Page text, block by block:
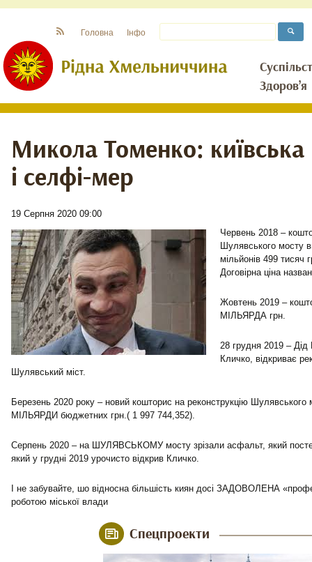
Здоров’я
Головна Інфо
Микола Томенко: київська
і селфі-мер
19 Серпня 2020 09:00
Червень 2018 –
Шулявського мосту
мільйонів 499 тисяч
Договірна ціна
Жовтень 2019 –
МІЛЬЯРДА грн.
28 грудня 2019 –
Кличко, відкриває
Шулявський міст.
Березень 2020 року – новий кошторис на реконструкцію
МІЛЬЯРДИ бюджетних грн.( 1 997 744,352).
Серпень 2020 – на ШУЛЯВСЬКОМУ мосту зрізали асфальт, який
який у грудні 2019 урочисто відкрив Кличко.
І не забувайте, шо відносна більшість киян досі ЗАДОВОЛЕНА
роботою міської влади
Спецпроекти